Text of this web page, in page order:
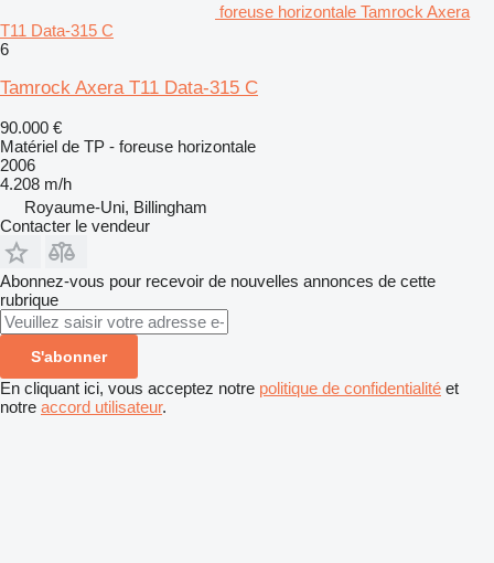
foreuse horizontale Tamrock Axera
T11 Data-315 C
6
Tamrock Axera T11 Data-315 C
90.000 €
Matériel de TP - foreuse horizontale
2006
4.208 m/h
Royaume-Uni, Billingham
Contacter le vendeur
Abonnez-vous pour recevoir de nouvelles annonces de cette
rubrique
S'abonner
En cliquant ici, vous acceptez notre politique de confidentialité et
notre accord utilisateur.